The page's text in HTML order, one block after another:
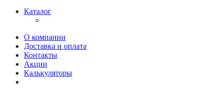
Каталог
О компании
Доставка и оплата
Контакты
Акции
Калькуляторы